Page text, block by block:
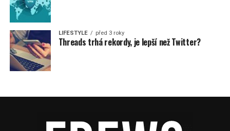
LIFESTYLE před 3 roky
Threads trhá rekordy, je lepší než Twitter?